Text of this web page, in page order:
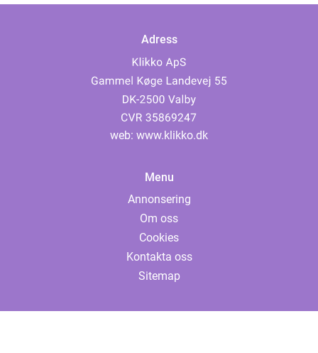
Adress
web: www.klikko.dk
Menu
Annonsering
Om oss
Cookies
Kontakta oss
Sitemap